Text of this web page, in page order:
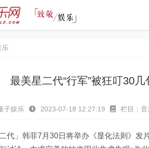
乐
最美星二代“行军”被狂叮
子娱乐 2023-07-18 12:27:19 栏目： 音
二代」韩菲7月30日将举办《显化法则》